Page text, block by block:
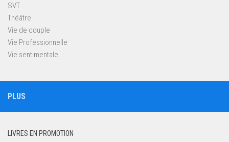
SVT
Théâtre
Vie de couple
Vie Professionnelle
Vie sentimentale
PLUS
LIVRES EN PROMOTION